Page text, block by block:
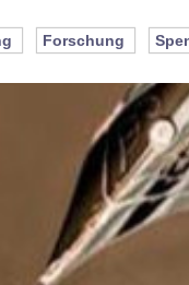
Forschung